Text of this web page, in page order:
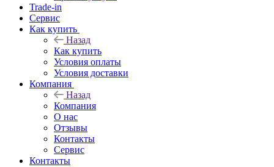
Trade-in
Сервис
Как купить
Назад
Как купить
Условия оплаты
Условия доставки
Компания
Назад
Компания
О нас
Отзывы
Контакты
Сервис
Контакты